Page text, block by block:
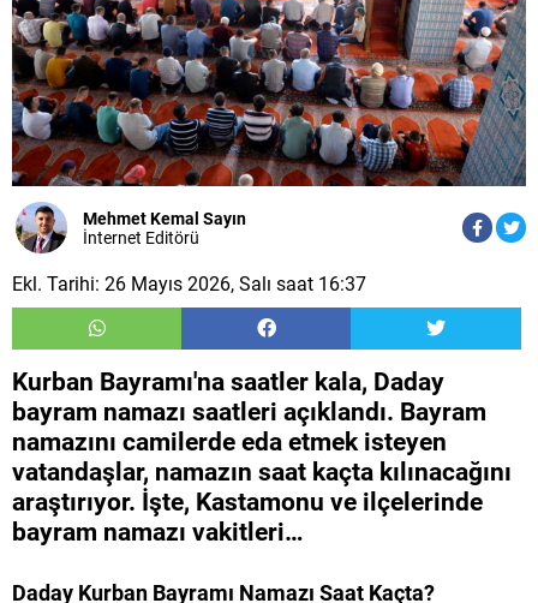
Mehmet Kemal Sayın
İnternet Editörü
Ekl. Tarihi: 26 Mayıs 2026, Salı saat 16:37
Kurban Bayramı'na saatler kala, Daday
bayram namazı saatleri açıklandı. Bayram
namazını camilerde eda etmek isteyen
vatandaşlar, namazın saat kaçta kılınacağını
araştırıyor. İşte, Kastamonu ve ilçelerinde
bayram namazı vakitleri…
Daday​ Kurban Bayramı Namazı Saat Kaçta?